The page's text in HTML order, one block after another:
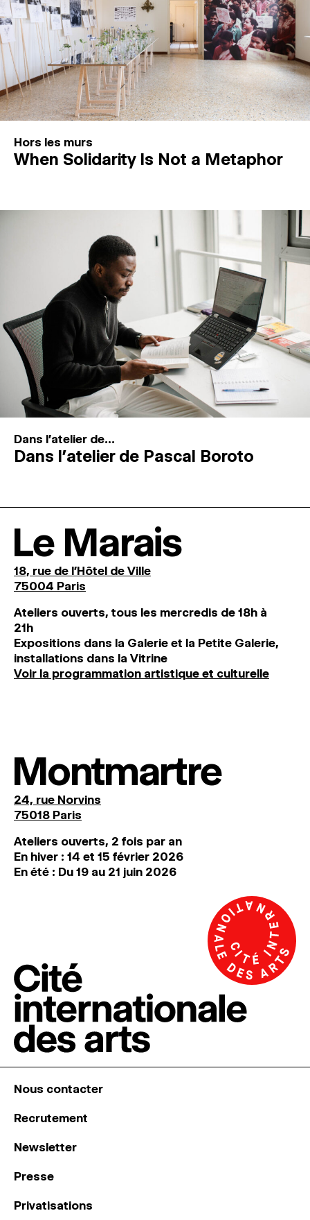
Hors les murs
When Solidarity Is Not a Metaphor
Dans l'atelier de...
Dans l’atelier de Pascal Boroto
Le Marais
18, rue de l'Hôtel de Ville
75004 Paris
Ateliers ouverts, tous les mercredis de 18h à
21h
Expositions dans la Galerie et la Petite Galerie,
installations dans la Vitrine
Voir la programmation artistique et culturelle
Montmartre
24, rue Norvins
75018 Paris
Ateliers ouverts, 2 fois par an
En hiver : 14 et 15 février 2026
En été : Du 19 au 21 juin 2026
Nous contacter
Recrutement
Newsletter
Presse
Privatisations